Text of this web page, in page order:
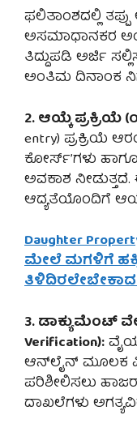
ಫಲಿತಾಂಶದಲ್ಲಿ
ಅಸಮಾಧಾನಕರ
ತಿದ್ದುಪಡಿ ಅರ್ಜಿ
ಅಂತಿಮ ದಿನಾಂಕ
2. ಆಯ್ಕೆ ಪ್ರಕ್ರಿಯೆ
entry) ಪ್ರಕ್ರಿಯೆ
ಕೋರ್ಸ್’ಗಳು
ಅವಕಾಶ
ಆದ್ಯತೆಯೊಂದಿಗೆ
Daughter
ಮೇಲೆ ಮಗಳಿಗೆ
3. ಡಾಕ್ಯುಮೆಂಟ್
Verification):
ಆನ್‌ಲೈನ್ ಮೂಲಕ
ಪರಿಶೀಲಿಸಲು
ದಾಖಲೆಗಳು